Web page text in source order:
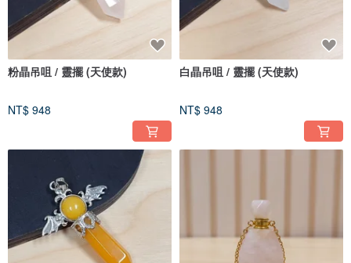
粉晶吊咀 / 靈擺 (天使款)
NT$ 948
白晶吊咀 / 靈擺 (天使款)
NT$ 948